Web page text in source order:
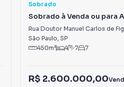
Sobrado
Sobrado à Venda ou para
Jardim Morumbi
São Paulo, SP
450m² 4 7 7
R$ 2.600.000,00